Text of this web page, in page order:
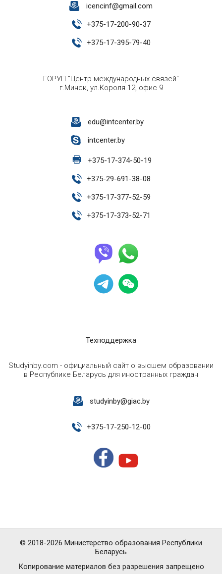
icencinf@gmail.com
+375-17-200-90-37
+375-17-395-79-40
ГОРУП "Центр международных связей"
г.Минск, ул.Короля 12, офис 9
edu@intcenter.by
intcenter.by
+375-17-374-50-19
+375-29-691-38-08
+375-17-377-52-59
+375-17-373-52-71
Техподдержка
Studyinby.com - официальный сайт о высшем образовании
в Республике Беларусь для иностранных граждан
studyinby@giac.by
+375-17-250-12-00
Копирование материалов без разрешения запрещено
© 2018-2026 Министерство образования Республики
Беларусь